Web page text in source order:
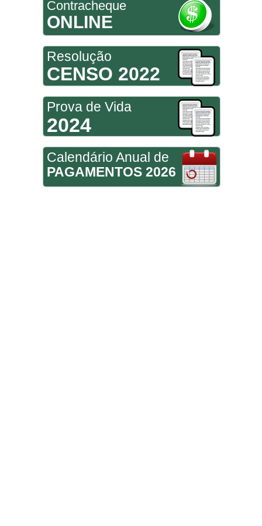
Contracheque
ONLINE
Resolução
CENSO 2022
Prova de Vida
2024
Calendário Anual de
PAGAMENTOS 2026